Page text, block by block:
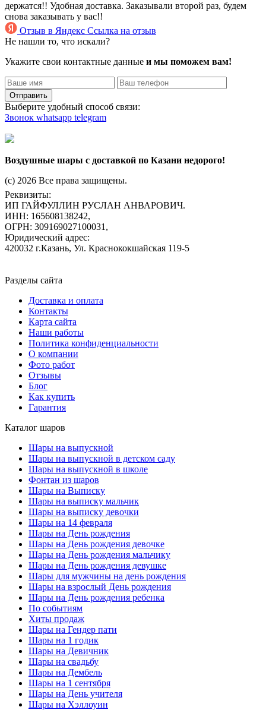
держатся!! Удобная доставка. Заказывали второй раз, будем
снова заказывать у вас!!
Отзыв в Яндекс Ссылка на отзыв
Не нашли то, что искали?
Укажите свои контактные данные и мы поможем вам!
Отправить
Выберите удобный способ связи:
Звонок whatsapp telegram
Воздушные шары с доставкой по Казани недорого!
(c) 2026 Все права защищены.
Реквизиты:
ИП ГАЙФУЛЛИН РУСЛАН АНВАРОВИЧ.
ИНН: 165608138242,
ОГРН: 309169027100031,
Юридический адрес:
420032 г.Казань, Ул. Краснококшайская 119-5
Разделы сайта
Доставка и оплата
Контакты
Карта сайта
Наши работы
Политика конфиденциальности
О компании
Фото работ
Отзывы
Блог
Как купить
Гарантия
Каталог шаров
Шары на выпускной
Шары на выпускной в детском саду
Шары на выпускной в школе
Фонтан из шаров
Шары на Выписку
Шары на выписку мальчик
Шары на выписку девочки
Шары на 14 февраля
Шары на День рождения
Шары на День рождения девочке
Шары на День рождения мальчику
Шары на День рождения девушке
Шары для мужчины на день рождения
Шары на взрослый День рождения
Шары на День рождения ребенка
По событиям
Хиты продаж
Шары на Гендер пати
Шары на 1 годик
Шары на Девичник
Шары на свадьбу
Шары на Дембель
Шары на 1 сентября
Шары на День учителя
Шары на Хэллоуин